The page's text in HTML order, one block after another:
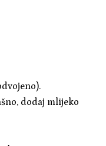
dodaj mlijeko